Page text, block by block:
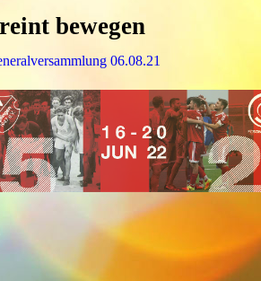
bewegen
06.08.21